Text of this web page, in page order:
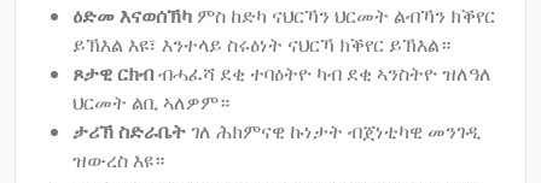
ዕድመ እናወሰኽካ ምስ ከድካ ናህርኻን ህርመት ልብኻን ክቕየር
ይኽእል እዩ፣ እንተላይ ስሩዕነት ናህርኻ ክቕየር ይኽእል።
ጾታዊ ርክብብሓፈሻ ደቂ ተባዕትዮ ካብ ደቂ ኣንስትዮ ዝለዓለ
ህርመት ልቢ ኣለዎም።
ታሪኽ ስድራቤትገለ ሕክምናዊ ኩነታት ብጀነቲካዊ መንገዲ
ዝውረስ እዩ።